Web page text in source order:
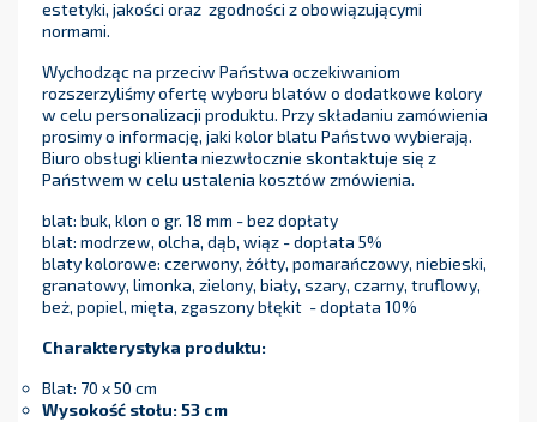
estetyki, jakości oraz zgodności z obowiązującymi
normami.
Wychodząc na przeciw Państwa oczekiwaniom
rozszerzyliśmy ofertę wyboru blatów o dodatkowe kolory
w celu personalizacji produktu. Przy składaniu zamówienia
prosimy o informację, jaki kolor blatu Państwo wybierają.
Biuro obsługi klienta niezwłocznie skontaktuje się z
Państwem w celu ustalenia kosztów zmówienia.
blat: buk, klon o gr. 18 mm - bez dopłaty
blat: modrzew, olcha, dąb, wiąz - dopłata 5%
blaty kolorowe: czerwony, żółty, pomarańczowy, niebieski,
granatowy, limonka, zielony, biały, szary, czarny, truflowy,
beż, popiel, mięta, zgaszony błękit - dopłata 10%
Charakterystyka produktu:
Blat: 70 x 50 cm
Wysokość stołu: 53 cm